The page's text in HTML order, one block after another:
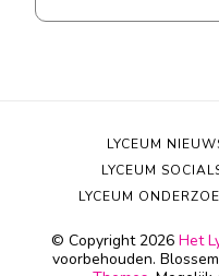
© Copyright 2026 Het
voorbehouden.
LYCEUM
LYCEUM
LYCEUM